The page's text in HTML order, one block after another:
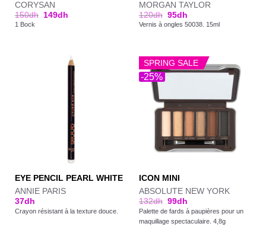
CORYSAN
150dh 149dh
1 Bock
MORGAN TAYLOR
120dh 95dh
Vernis à ongles 50038. 15ml
EYE PENCIL PEARL WHITE
ANNIE PARIS
37dh
Crayon résistant à la texture douce.
-25%
SPRING SALE
ICON MINI
ABSOLUTE NEW YORK
132dh 99dh
Palette de fards à paupières pour un
maquillage spectaculaire. 4,8g